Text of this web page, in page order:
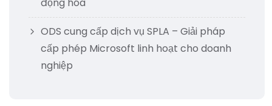
ODS cung cấp dịch vụ SPLA – Giải pháp
cấp phép Microsoft linh hoạt cho doanh
nghiệp